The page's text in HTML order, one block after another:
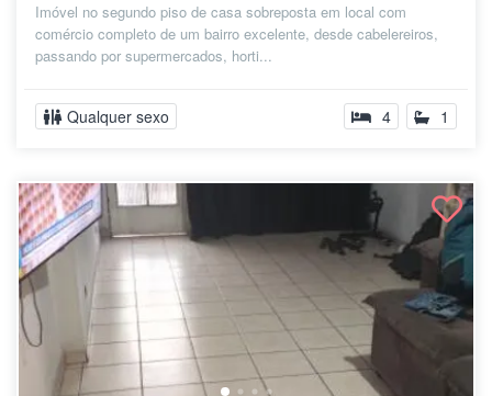
Imóvel no segundo piso de casa sobreposta em local com
comércio completo de um bairro excelente, desde cabelereiros,
passando por supermercados, horti...
Qualquer sexo 4 1